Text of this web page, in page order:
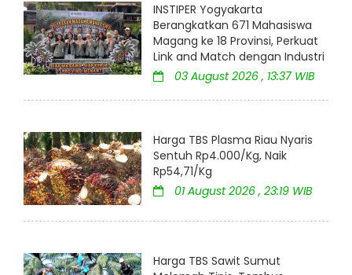
INSTIPER Yogyakarta
Berangkatkan 671 Mahasiswa
Magang ke 18 Provinsi, Perkuat
Link and Match dengan Industri
03 August 2026 , 13:37 WIB
Harga TBS Plasma Riau Nyaris
Sentuh Rp4.000/Kg, Naik
Rp54,71/Kg
01 August 2026 , 23:19 WIB
Harga TBS Sawit Sumut